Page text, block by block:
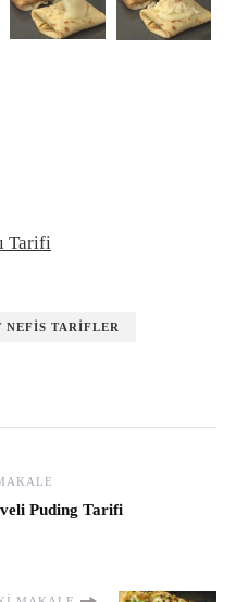
Tarifi
NEFIS TARIFLER
Puding Tarifi